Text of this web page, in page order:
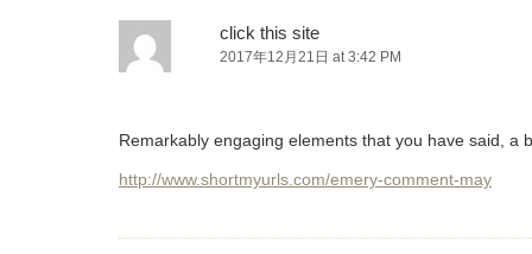
click this site
2017年12月21日 at 3:42 PM
Remarkably engaging elements that you have said, a
http://www.shortmyurls.com/emery-comment-may